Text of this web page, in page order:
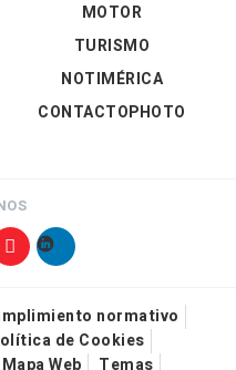
MOTOR
TURISMO
NOTIMÉRICA
CONTACTOPHOTO
normativo
de Cookies
Mapa Web Temas